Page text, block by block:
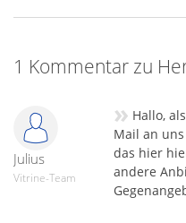
1 Kommentar zu
Julius
Vitrine-Team
» Hallo,
Mail an
das hier
andere